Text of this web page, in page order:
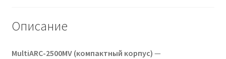
Описание
MultiARC-2500MV (компактный корпус) —